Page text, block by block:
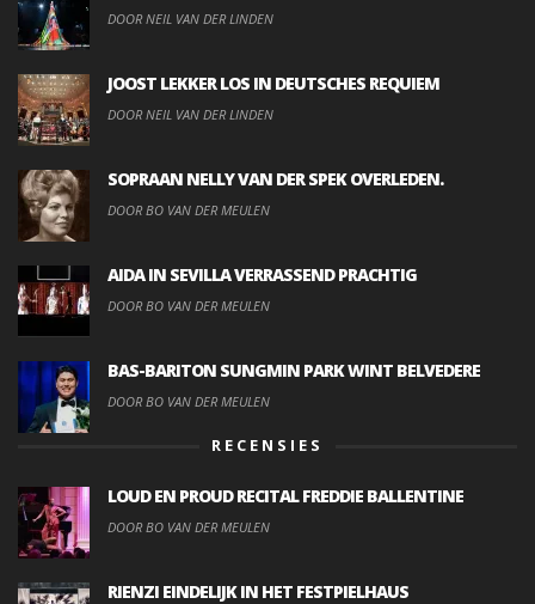
DOOR NEIL VAN DER LINDEN
JOOST LEKKER LOS IN DEUTSCHES REQUIEM
DOOR NEIL VAN DER LINDEN
SOPRAAN NELLY VAN DER SPEK OVERLEDEN.
DOOR BO VAN DER MEULEN
AIDA IN SEVILLA VERRASSEND PRACHTIG
DOOR BO VAN DER MEULEN
BAS-BARITON SUNGMIN PARK WINT BELVEDERE
DOOR BO VAN DER MEULEN
RECENSIES
LOUD EN PROUD RECITAL FREDDIE BALLENTINE
DOOR BO VAN DER MEULEN
RIENZI EINDELIJK IN HET FESTPIELHAUS